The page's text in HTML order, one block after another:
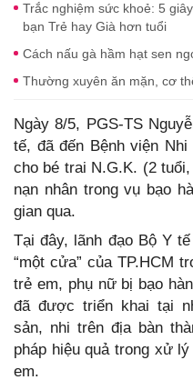
Trắc nghiệm sức khoẻ: 5
bạn Trẻ hay Già hơn tuổi
Cách nấu gà hầm hạt sen
Thường xuyên ăn mặn, cơ
Ngày 8/5, PGS-TS
tế, đã đến Bệnh viện
cho bé trai N.G.K. (2
nạn nhân trong vụ bạo
gian qua.
Tại đây, lãnh đạo Bộ Y
“một cửa” của TP.HCM
trẻ em, phụ nữ bị bạo
đã được triển khai tại
sản, nhi trên địa bàn
pháp hiệu quả trong xử
em.